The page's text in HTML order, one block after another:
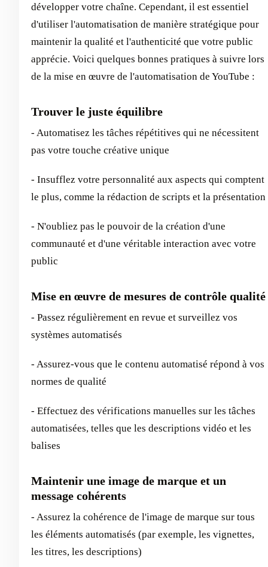
développer votre chaîne. Cependant, il est essentiel
d'utiliser l'automatisation de manière stratégique pour
maintenir la qualité et l'authenticité que votre public
apprécie. Voici quelques bonnes pratiques à suivre lors
de la mise en œuvre de l'automatisation de YouTube :
Trouver le juste équilibre
- Automatisez les tâches répétitives qui ne nécessitent
pas votre touche créative unique
- Insufflez votre personnalité aux aspects qui comptent
le plus, comme la rédaction de scripts et la présentation
- N'oubliez pas le pouvoir de la création d'une
communauté et d'une véritable interaction avec votre
public
Mise en œuvre de mesures de contrôle qualité
- Passez régulièrement en revue et surveillez vos
systèmes automatisés
- Assurez-vous que le contenu automatisé répond à vos
normes de qualité
- Effectuez des vérifications manuelles sur les tâches
automatisées, telles que les descriptions vidéo et les
balises
Maintenir une image de marque et un
message cohérents
- Assurez la cohérence de l'image de marque sur tous
les éléments automatisés (par exemple, les vignettes,
les titres, les descriptions)